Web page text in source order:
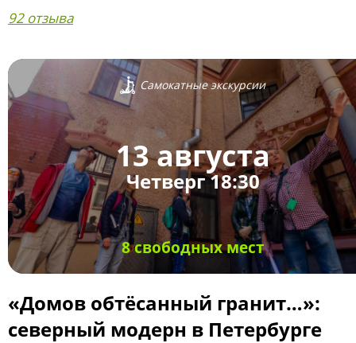
92 отзыва
Самокатные экскурсии
13 августа
Четверг 18:30
8 свободных мест
«Домов обтёсанный гранит…»:
северный модерн в Петербурге